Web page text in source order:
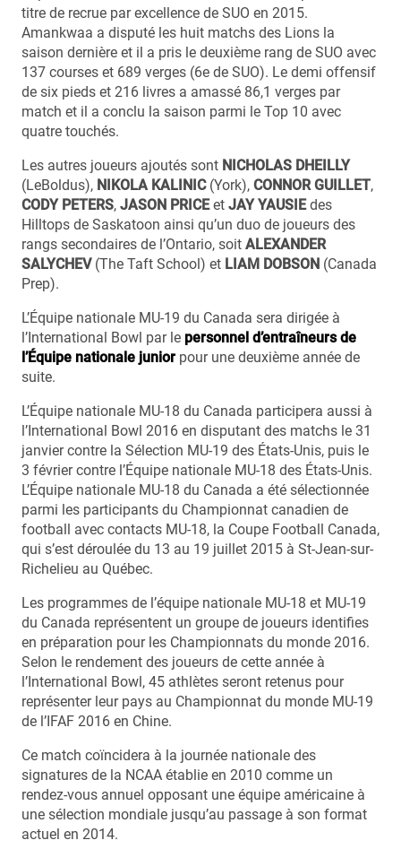
titre de recrue par excellence de SUO en 2015.
Amankwaa a disputé les huit matchs des Lions la
saison dernière et il a pris le deuxième rang de SUO avec
137 courses et 689 verges (6e de SUO). Le demi offensif
de six pieds et 216 livres a amassé 86,1 verges par
match et il a conclu la saison parmi le Top 10 avec
quatre touchés.
Les autres joueurs ajoutés sont NICHOLAS DHEILLY
(LeBoldus), NIKOLA KALINIC(York), CONNOR GUILLET,
CODY PETERS, JASON PRICEet JAY YAUSIEdes
Hilltops de Saskatoon ainsi qu’un duo de joueurs des
rangs secondaires de l’Ontario, soit ALEXANDER
SALYCHEV(The Taft School) et LIAM DOBSON (Canada
Prep).
L’Équipe nationale MU-19 du Canada sera dirigée à
l’International Bowl par le personnel d’entraîneurs de
l’Équipe nationale junior pour une deuxième année de
suite.
L’Équipe nationale MU-18 du Canada participera aussi à
l’International Bowl 2016 en disputant des matchs le 31
janvier contre la Sélection MU-19 des États-Unis, puis le
3 février contre l’Équipe nationale MU-18 des États-Unis.
L’Équipe nationale MU-18 du Canada a été sélectionnée
parmi les participants du Championnat canadien de
football avec contacts MU-18, la Coupe Football Canada,
qui s’est déroulée du 13 au 19 juillet 2015 à St-Jean-sur-
Richelieu au Québec.
Les programmes de l’équipe nationale MU-18 et MU-19
du Canada représentent un groupe de joueurs identifies
en préparation pour les Championnats du monde 2016.
Selon le rendement des joueurs de cette année à
l’International Bowl, 45 athlètes seront retenus pour
représenter leur pays au Championnat du monde MU-19
de l’IFAF 2016 en Chine.
Ce match coïncidera à la journée nationale des
signatures de la NCAA établie en 2010 comme un
rendez-vous annuel opposant une équipe américaine à
une sélection mondiale jusqu’au passage à son format
actuel en 2014.